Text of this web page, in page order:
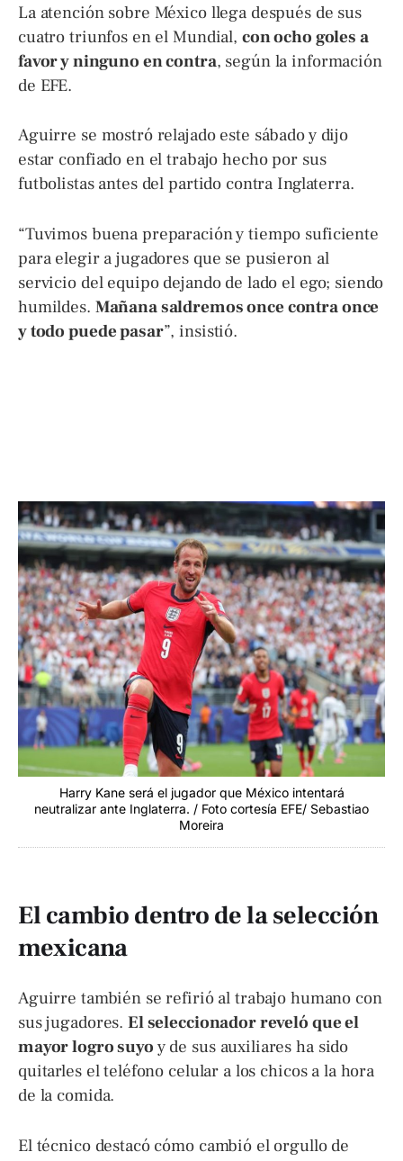
La atención sobre México llega después de sus
cuatro triunfos en el Mundial, con ocho goles a
favor y ninguno en contra, según la información
de EFE.
Aguirre se mostró relajado este sábado y dijo
estar confiado en el trabajo hecho por sus
futbolistas antes del partido contra Inglaterra.
“Tuvimos buena preparación y tiempo suficiente
para elegir a jugadores que se pusieron al
servicio del equipo dejando de lado el ego; siendo
humildes. Mañana saldremos once contra once
y todo puede pasar”, insistió.
Harry Kane será el jugador que México intentará
neutralizar ante Inglaterra. / Foto cortesía EFE/ Sebastiao
Moreira
El cambio dentro de la selección
mexicana
Aguirre también se refirió al trabajo humano con
sus jugadores.El seleccionador reveló que el
mayor logro suyo y de sus auxiliares ha sido
quitarles el teléfono celular a los chicos a la hora
de la comida.
El técnico destacó cómo cambió el orgullo de